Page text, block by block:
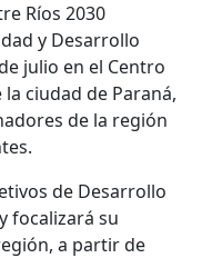
Ríos 2030
y Desarrollo
julio en el Centro
ciudad de Paraná,
de la región
de Desarrollo
focalizará su
a partir de